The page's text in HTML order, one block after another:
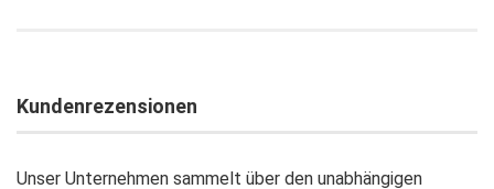
Kundenrezensionen
Unser Unternehmen sammelt über den unabhängigen